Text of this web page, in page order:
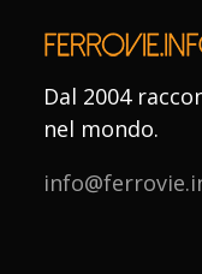
Dal 2004
nel mondo.